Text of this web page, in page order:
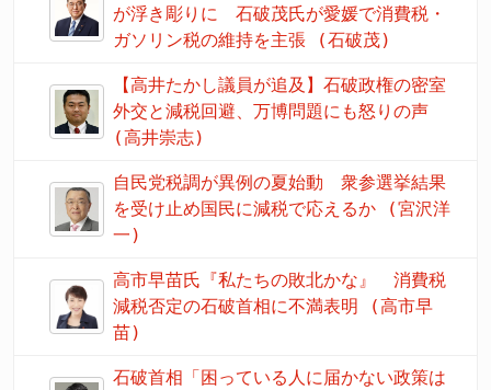
が浮き彫りに 石破茂氏が愛媛で消費税・
ガソリン税の維持を主張 (石破茂)
【高井たかし議員が追及】石破政権の密室
外交と減税回避、万博問題にも怒りの声
(高井崇志)
自民党税調が異例の夏始動 衆参選挙結果
を受け止め国民に減税で応えるか (宮沢洋
一)
高市早苗氏『私たちの敗北かな』 消費税
減税否定の石破首相に不満表明 (高市早
苗)
石破首相「困っている人に届かない政策は